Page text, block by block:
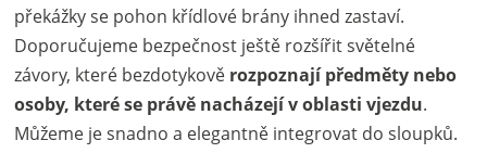
překážky se pohon křídlové brány ihned zastaví.
Doporučujeme bezpečnost ještě rozšířit světelné
závory, které bezdotykově rozpoznají předměty nebo
osoby, které se právě nacházejí v oblasti vjezdu.
Můžeme je snadno a elegantně integrovat do sloupků.